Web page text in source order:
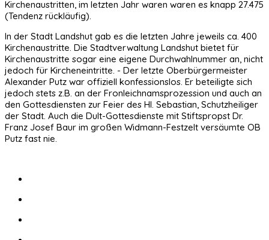
Kirchenaustritten, im letzten Jahr waren waren es knapp 27.475
(Tendenz rückläufig).
In der Stadt Landshut gab es die letzten Jahre jeweils ca. 400
Kirchenaustritte. Die Stadtverwaltung Landshut bietet für
Kirchenaustritte sogar eine eigene Durchwahlnummer an, nicht
jedoch für Kircheneintritte. - Der letzte Oberbürgermeister
Alexander Putz war offiziell konfessionslos. Er beteiligte sich
jedoch stets z.B. an der Fronleichnamsprozession und auch an
den Gottesdiensten zur Feier des Hl. Sebastian, Schutzheiliger
der Stadt. Auch die Dult-Gottesdienste mit Stiftspropst Dr.
Franz Josef Baur im großen Widmann-Festzelt versäumte OB
Putz fast nie.